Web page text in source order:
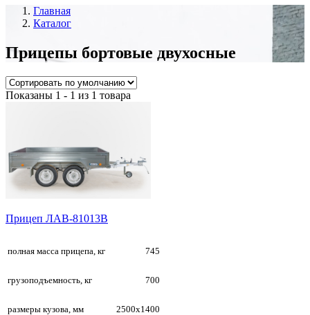
Главная
Каталог
Прицепы бортовые двухосные
Показаны 1 - 1 из 1 товара
Прицеп ЛАВ-81013B
полная масса прицепа, кг 745
грузоподъемность, кг 700
размеры кузова, мм 2500х1400